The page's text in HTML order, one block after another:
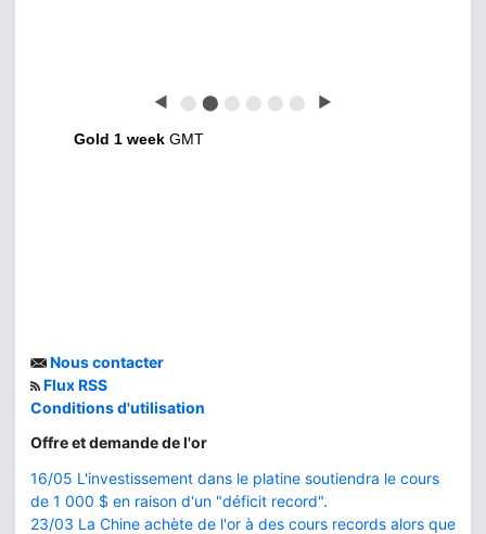
◀ ⬤ ⬤ ⬤ ⬤ ⬤ ⬤ ▶
Gold 1 week GMT
Nous contacter
Flux RSS
Conditions d'utilisation
Offre et demande de l'or
16/05 L'investissement dans le platine soutiendra le cours
de 1 000 $ en raison d'un "déficit record".
23/03 La Chine achète de l'or à des cours records alors que